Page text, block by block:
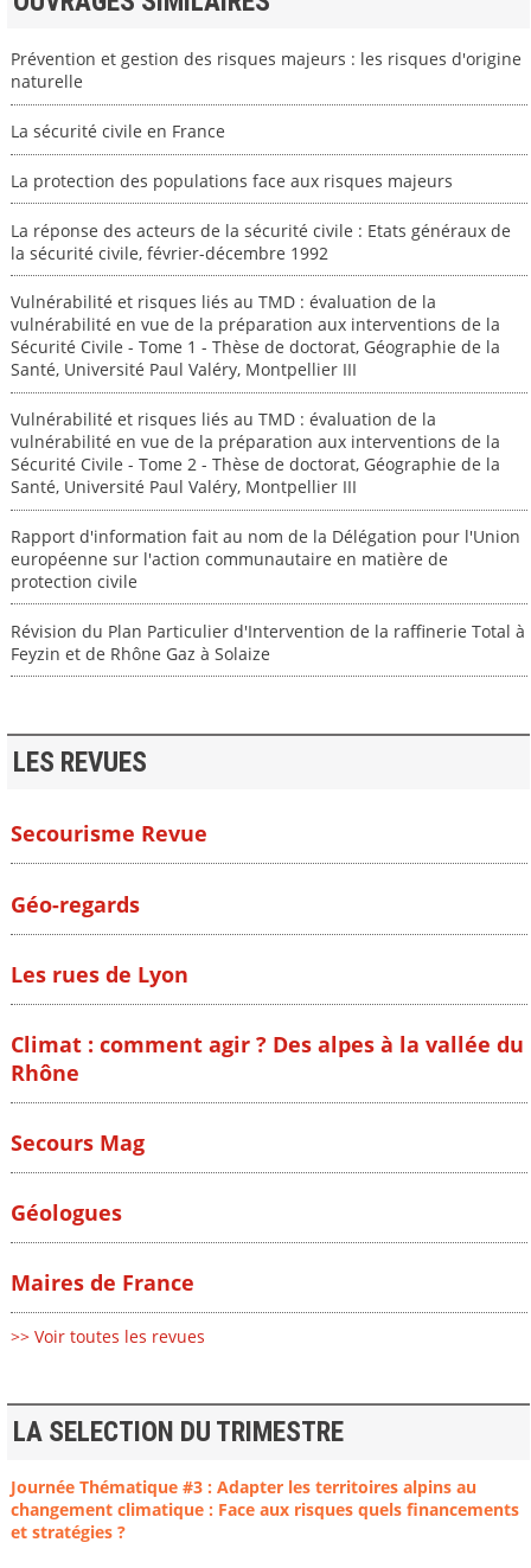
Prévention et gestion des risques majeurs : les risques d'origine
naturelle
La sécurité civile en France
La protection des populations face aux risques majeurs
La réponse des acteurs de la sécurité civile : Etats généraux de
la sécurité civile, février-décembre 1992
Vulnérabilité et risques liés au TMD : évaluation de la
vulnérabilité en vue de la préparation aux interventions de la
Sécurité Civile - Tome 1 - Thèse de doctorat, Géographie de la
Santé, Université Paul Valéry, Montpellier III
Vulnérabilité et risques liés au TMD : évaluation de la
vulnérabilité en vue de la préparation aux interventions de la
Sécurité Civile - Tome 2 - Thèse de doctorat, Géographie de la
Santé, Université Paul Valéry, Montpellier III
Rapport d'information fait au nom de la Délégation pour l'Union
européenne sur l'action communautaire en matière de
protection civile
Révision du Plan Particulier d'Intervention de la raffinerie Total à
Feyzin et de Rhône Gaz à Solaize
LES REVUES
Secourisme Revue
Géo-regards
Les rues de Lyon
Climat : comment agir ? Des alpes à la vallée du
Rhône
Secours Mag
Géologues
Maires de France
>> Voir toutes les revues
LA SELECTION DU TRIMESTRE
Journée Thématique #3 : Adapter les territoires alpins au
changement climatique : Face aux risques quels financements
et stratégies ?